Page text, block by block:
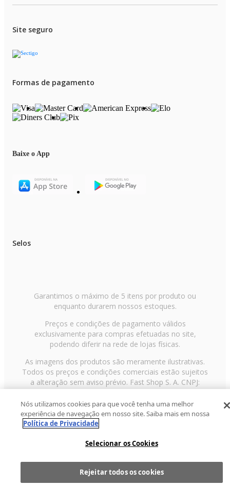
Site seguro
Formas de pagamento
Baixe o App
Selos
Garantimos o máximo de 5 itens por produto ou
enquanto durarem nossos estoques.
Preços e condições de pagamento válidos
exclusivamente para compras efetuadas no site,
podendo diferir na rede de lojas físicas.
As imagens dos produtos são meramente ilustrativas.
Todos os preços e condições comerciais estão sujeitos
a alteração sem aviso prévio. Fast Shop S. A. CNPJ:
43.708.379/0001-00
Avenida Zaki Narchi, nº 1650, sobreloja, Carandiru, São
Paulo/SP, CEP 02029-001, Telefone: 11 3003-3728 ©
2013 Fast Shop - Todos os direitos reservados
Nós utilizamos cookies para que você tenha uma melhor
experiência de navegação em nosso site. Saiba mais em nossa
Política de Privacidade
Selecionar os Cookies
Rejeitar todos os cookies